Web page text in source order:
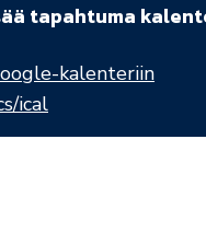
tapahtuma
kalenteriin
ical